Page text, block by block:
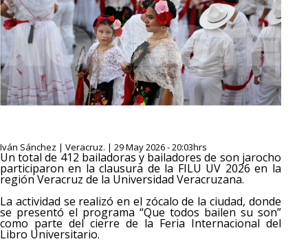
Iván Sánchez | Veracruz. | 29 May 2026 - 20:03hrs
Un total de 412 bailadoras y bailadores de son jarocho
participaron en la clausura de la FILU UV 2026 en la
región Veracruz de la Universidad Veracruzana.
La actividad se realizó en el zócalo de la ciudad, donde
se presentó el programa “Que todos bailen su son”
como parte del cierre de la Feria Internacional del
Libro Universitario.